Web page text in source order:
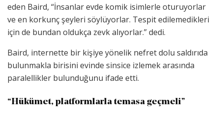
eden Baird, “İnsanlar evde komik isimlerle oturuyorlar
ve en korkunç şeyleri söylüyorlar. Tespit edilemedikleri
için de bundan oldukça zevk alıyorlar.” dedi.
Baird, internette bir kişiye yönelik nefret dolu saldırıda
bulunmakla birisini evinde sinsice izlemek arasında
paralellikler bulunduğunu ifade etti.
“Hükümet, platformlarla temasa geçmeli”